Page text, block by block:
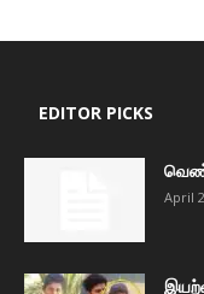
EDITOR PICKS
April